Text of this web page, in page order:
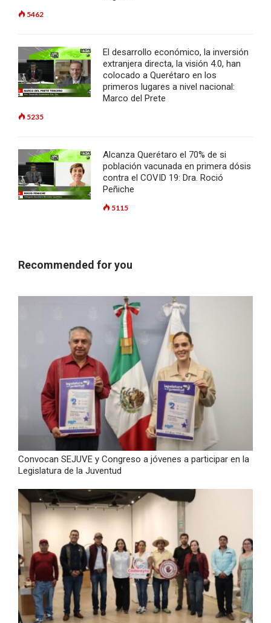
5462
El desarrollo económico, la inversión
extranjera directa, la visión 4.0, han
colocado a Querétaro en los
primeros lugares a nivel nacional:
Marco del Prete
5235
Alcanza Querétaro el 70% de si
población vacunada en primera dósis
contra el COVID 19: Dra. Roció
Peñiche
5115
Recommended for you
Convocan SEJUVE y Congreso a jóvenes a participar en la
Legislatura de la Juventud